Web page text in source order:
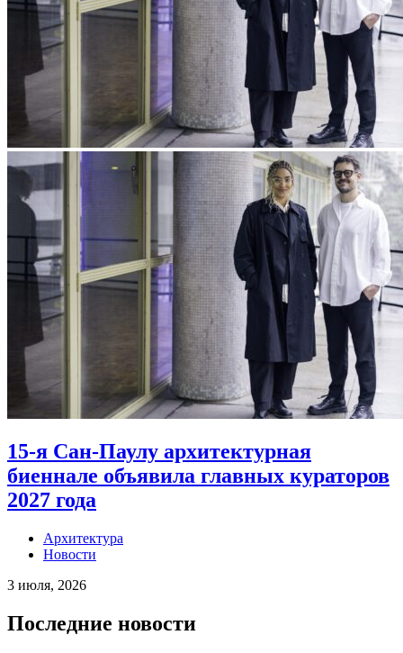
15-я Сан-Паулу архитектурная
биеннале объявила главных кураторов
2027 года
Архитектура
Новости
3 июля, 2026
Последние новости